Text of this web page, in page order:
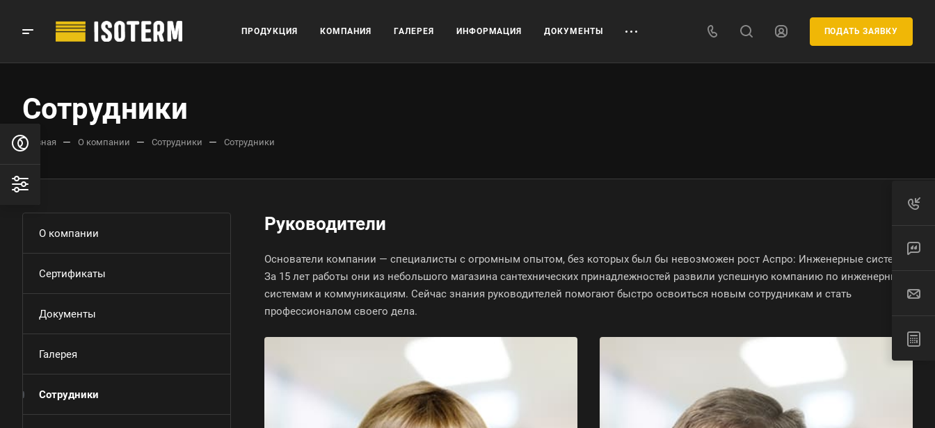
ПРОДУКЦИЯ КОМПАНИЯ ГАЛЕРЕЯ ИНФОРМАЦИЯ ДОКУМЕНТЫ ПОДАТЬ ЗАЯВКУ
Сотрудники
Главная — О компании — Сотрудники — Сотрудники
Руководители
Основатели компании — специалисты с огромным опытом, без которых был бы невозможен рост Аспро: Инженерные системы.
За 15 лет работы они из небольшого магазина сантехнических принадлежностей развили успешную компанию по инженерным
системам и коммуникациям. Сейчас знания руководителей помогают быстро освоиться новым сотрудникам и стать
профессионалом своего дела.
О компании
Сертификаты
Документы
Галерея
Сотрудники